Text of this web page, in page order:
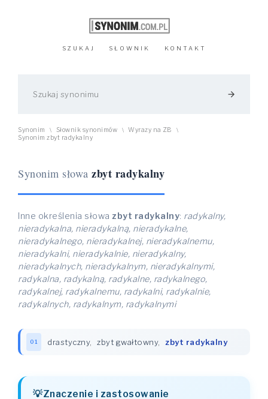
SZUKAJ SŁOWNIK KONTAKT
arrow_forward
Synonim \ Słownik synonimów \ Wyrazy na ZB \
Synonim zbyt radykalny
Synonim słowa zbyt radykalny
Inne określenia słowa zbyt radykalny: radykalny,
nieradykalna, nieradykalną, nieradykalne,
nieradykalnego, nieradykalnej, nieradykalnemu,
nieradykalni, nieradykalnie, nieradykalny,
nieradykalnych, nieradykalnym, nieradykalnymi,
radykalna, radykalną, radykalne, radykalnego,
radykalnej, radykalnemu, radykalni, radykalnie,
radykalnych, radykalnym, radykalnymi
01 drastyczny, zbyt gwałtowny, zbyt radykalny
Znaczenie i zastosowanie